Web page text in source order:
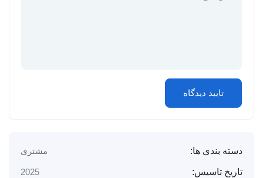
دسته بندی ها: مشتری
تاریخ تاسیس: 2025